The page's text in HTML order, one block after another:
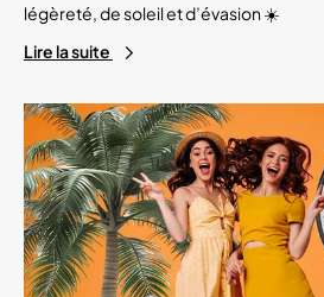
légèreté, de soleil et d’évasion ☀️
Lire la suite